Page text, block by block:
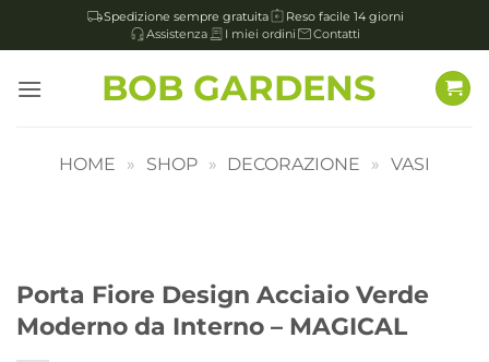
Spedizione sempre gratuita
Reso facile 14 giorni
Assistenza
I miei ordini Contatti
BOB GARDENS
HOME » SHOP » DECORAZIONE » VASI
Porta Fiore Design Acciaio Verde
Moderno da Interno – MAGICAL